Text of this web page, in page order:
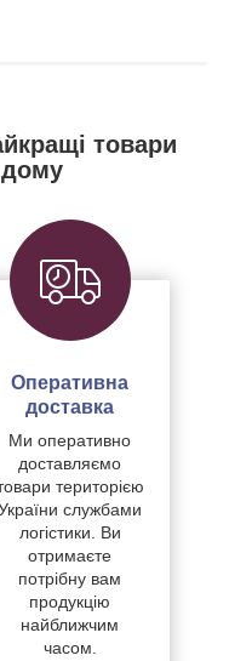
товари
Оперативна
доставка
Ми оперативно
доставляємо
територією
службами
логістики. Ви
отримаєте
потрібну вам
продукцію
найближчим
часом.